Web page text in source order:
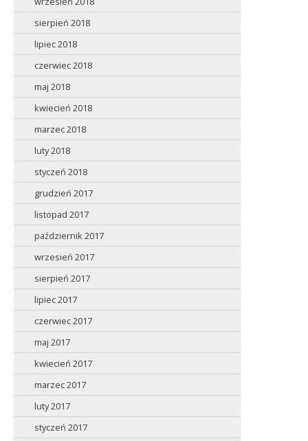
sierpień 2018
lipiec 2018
czerwiec 2018
maj 2018
kwiecień 2018
marzec 2018
luty 2018
styczeń 2018
grudzień 2017
listopad 2017
październik 2017
wrzesień 2017
sierpień 2017
lipiec 2017
czerwiec 2017
maj 2017
kwiecień 2017
marzec 2017
luty 2017
styczeń 2017